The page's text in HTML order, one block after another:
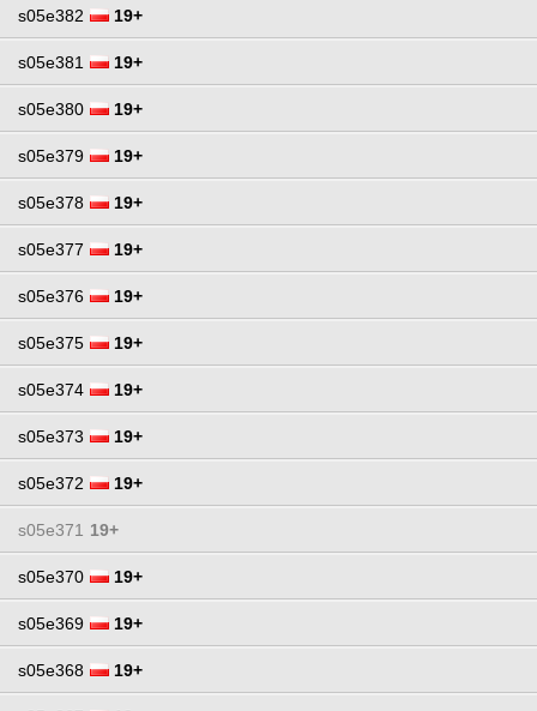
s05e382 19+
s05e381 19+
s05e380 19+
s05e379 19+
s05e378 19+
s05e377 19+
s05e376 19+
s05e375 19+
s05e374 19+
s05e373 19+
s05e372 19+
s05e371 19+
s05e370 19+
s05e369 19+
s05e368 19+